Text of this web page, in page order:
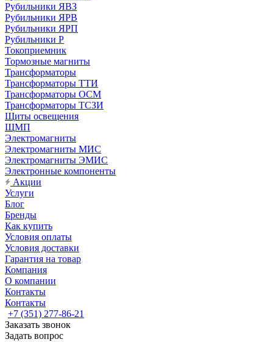
Рубильники ЯВЗ
Рубильники ЯРВ
Рубильники ЯРП
Рубильники Р
Токоприемник
Тормозные магниты
Трансформаторы
Трансформаторы ТТИ
Трансформаторы ОСМ
Трансформаторы ТСЗИ
Щиты освещения
ЩМП
Электромагниты
Электромагниты МИС
Электромагниты ЭМИС
Электронные компоненты
Акции
Услуги
Блог
Бренды
Как купить
Условия оплаты
Условия доставки
Гарантия на товар
Компания
О компании
Контакты
Контакты
+7 (351) 277-86-21
Заказать звонок
Задать вопрос